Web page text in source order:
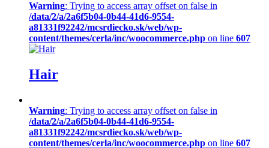
Warning: Trying to access array offset on false in
/data/2/a/2a6f5b04-0b44-41d6-9554-
a81331f92242/mcsrdiecko.sk/web/wp-
content/themes/cerla/inc/woocommerce.php on line 607
Hair
Warning: Trying to access array offset on false in
/data/2/a/2a6f5b04-0b44-41d6-9554-
a81331f92242/mcsrdiecko.sk/web/wp-
content/themes/cerla/inc/woocommerce.php on line 607